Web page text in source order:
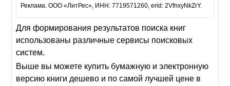
Реклама. ООО «ЛитРес», ИНН: 7719571260, erid: 2VfnxyNkZrY.
Для формирования результатов поиска книг
использованы различные сервисы поисковых
систем.
Выше вы можете купить бумажную и электронную
версию книги дешево и по самой лучшей цене в